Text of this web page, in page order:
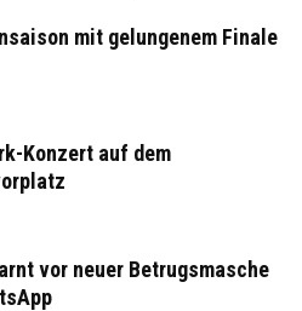
mit gelungenem Finale
Konzert auf dem
vor neuer Betrugsmasche